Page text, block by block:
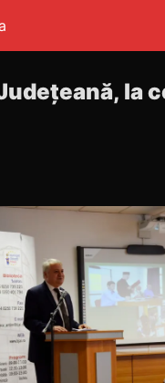
la